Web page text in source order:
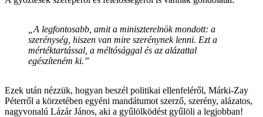
„A legfontosabb, amit a miniszterelnök mondott: a
szerénység, hiszen van mire szerénynek lenni. Ezt a
mértéktartással, a méltósággal és az alázattal
egészíteném ki.”
Ezek után nézzük, hogyan beszél politikai ellenfeléről, Márki-Zay
Péterről a körzetében egyéni mandátumot szerző, szerény, alázatos,
nagyvonalú Lázár János, aki a gyűlölködést gyűlöli a legjobban!